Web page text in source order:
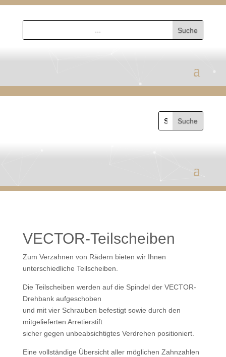
VECTOR-Teilscheiben
Zum Verzahnen von Rädern bieten wir Ihnen
unterschiedliche Teilscheiben.
Die Teilscheiben werden auf die Spindel der VECTOR-
Drehbank aufgeschoben
und mit vier Schrauben befestigt sowie durch den
mitgelieferten Arretierstift
sicher gegen unbeabsichtigtes Verdrehen positioniert.
Eine vollständige Übersicht aller möglichen Zahnzahlen